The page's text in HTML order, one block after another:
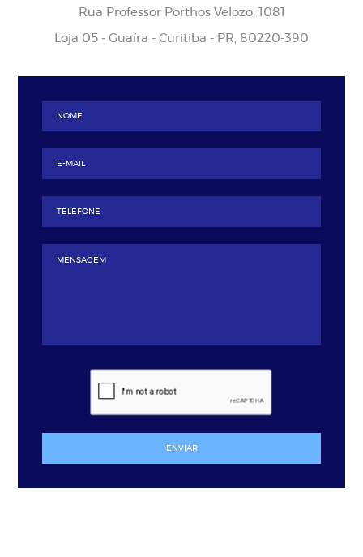
ENVIAR
Rua Professor Porthos Velozo, 1081
Loja 05 - Guaíra - Curitiba - PR, 80220-390